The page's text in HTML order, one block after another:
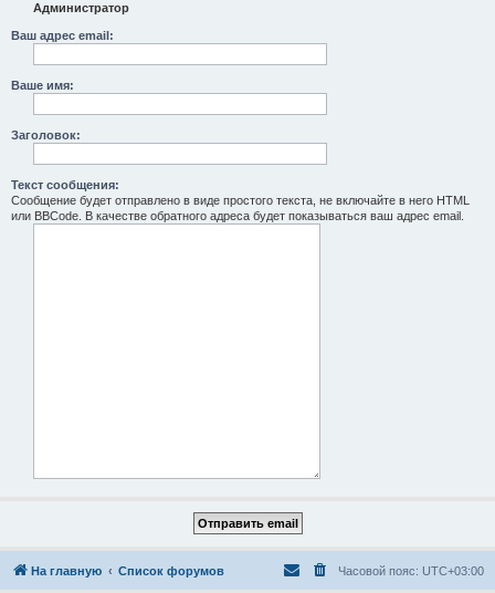
Администратор
Ваш адрес email:
Ваше имя:
Заголовок:
Текст сообщения:
Сообщение будет отправлено в виде простого текста, не включайте в него HTML
или BBCode. В качестве обратного адреса будет показываться ваш адрес email.
На главную Список форумов Часовой пояс: UTC+03:00